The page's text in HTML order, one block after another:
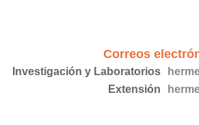
Correos
Investigación y Laboratorios
Extensión